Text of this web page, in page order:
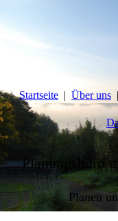
Startseite Über uns
Planungsbüro
Planen